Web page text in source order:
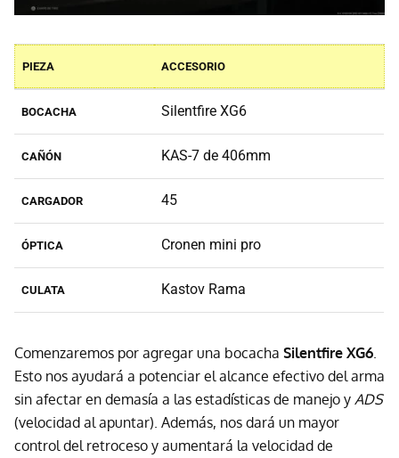
PIEZA ACCESORIO
BOCACHA Silentfire XG6
CAÑÓN KAS-7 de 406mm
CARGADOR 45
ÓPTICA Cronen mini pro
CULATA Kastov Rama
Comenzaremos por agregar una bocacha Silentfire XG6
Esto nos ayudará a potenciar el alcance efectivo del arma
sin afectar en demasía a las estadísticas de manejo y ADS
(velocidad al apuntar). Además, nos dará un mayor
control del retroceso y aumentará la velocidad de